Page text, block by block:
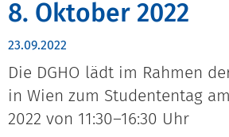
8. Oktober 2022
23.09.2022
Die DGHO lädt im Rahmen
in Wien zum Studententag
2022 von 11:30–16:30 Uhr